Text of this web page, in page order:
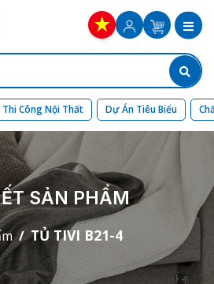
Thi Công Nội Thất Dự Án Tiêu Biểu
SẢN PHẨM
TỦ TIVI B21-4